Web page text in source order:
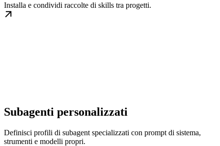
Installa e condividi raccolte di skills tra progetti.
Subagenti personalizzati
Definisci profili di subagent specializzati con prompt di sistema,
strumenti e modelli propri.